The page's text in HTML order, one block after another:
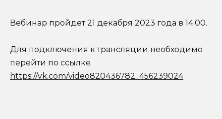
Вебинар пройдет 21 декабря 2023 года в 14.00.
Для подключения к трансляции необходимо
перейти по ссылке
https://vk.com/video820436782_456239024